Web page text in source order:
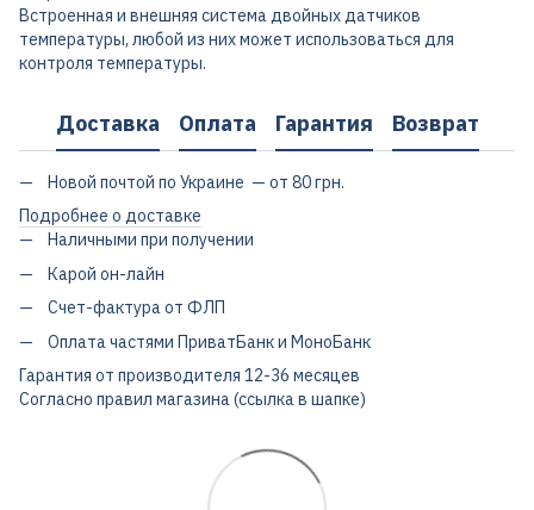
Встроенная и внешняя система двойных датчиков
температуры, любой из них может использоваться для
контроля температуры.
Доставка Оплата Гарантия Возврат
Новой почтой по Украине — от 80 грн.
Подробнее о доставке
Наличными при получении
Карой он-лайн
Счет-фактура от ФЛП
Оплата частями ПриватБанк и МоноБанк
Гарантия от производителя 12-36 месяцев
Согласно правил магазина (ссылка в шапке)